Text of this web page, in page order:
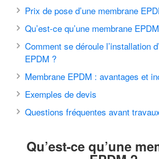
Prix de pose d’une membrane
Qu’est-ce qu’une membrane
Comment se déroule l’installation
EPDM ?
Membrane EPDM : avantages et
Exemples de devis
Questions fréquentes avant
Qu’est-ce qu’une